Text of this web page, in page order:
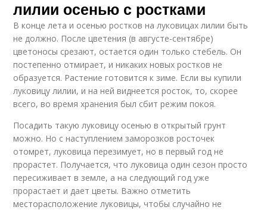
лилии осенью с ростками
В конце лета и осенью ростков на луковицах лилии быть
не должно. После цветения (в августе-сентябре)
цветоносы срезают, остается один только стебель. Он
постепенно отмирает, и никаких новых ростков не
образуется. Растение готовится к зиме. Если вы купили
луковицу лилии, и на ней виднеется росток, то, скорее
всего, во время хранения был сбит режим покоя.
Посадить такую луковицу осенью в открытый грунт
можно. Но с наступлением заморозков росточек
отомрет, луковица перезимует, но в первый год не
прорастет. Получается, что луковица один сезон просто
пересиживает в земле, а на следующий год уже
прорастает и дает цветы. Важно отметить
месторасположение луковицы, чтобы случайно не